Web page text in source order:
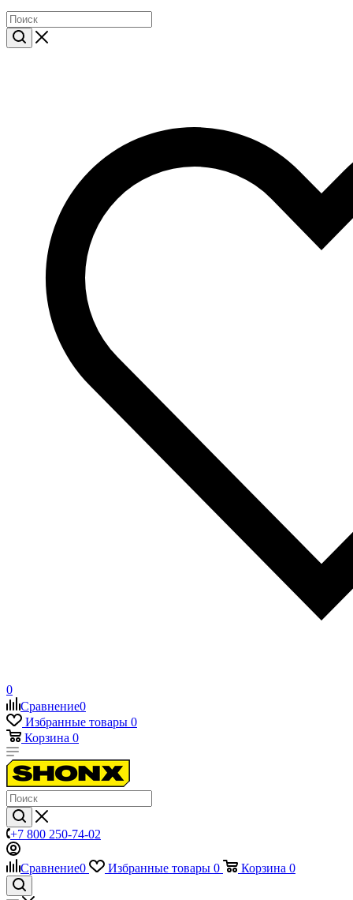
0
Сравнение0
Избранные товары 0
Корзина 0
+7 800 250-74-02
Сравнение0 Избранные товары 0 Корзина 0